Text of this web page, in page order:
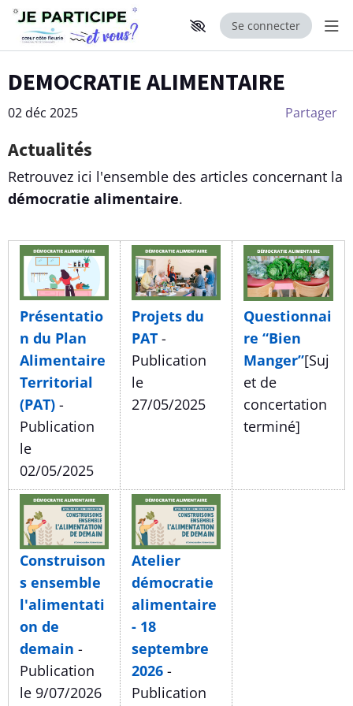
Se connecter
DEMOCRATIE ALIMENTAIRE
02 déc 2025 Partager
Actualités
Retrouvez ici l'ensemble des articles concernant la
démocratie alimentaire.
Présentatio
n du Plan
Alimentaire
Territorial
(PAT) -
Publication
le
02/05/2025
Projets du
PAT -
Publication
le
27/05/2025
Questionnai
re “Bien
Manger”[Suj
et de
concertation
terminé]
Construison
s ensemble
l'alimentati
on de
demain -
Publication
le 9/07/2026
Atelier
démocratie
alimentaire
- 18
septembre
2026 -
Publication